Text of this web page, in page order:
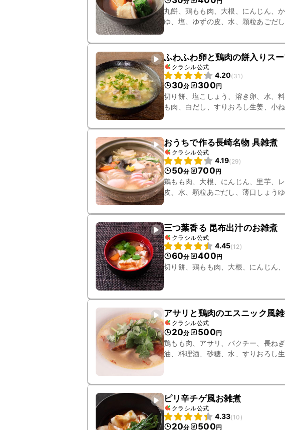
丸餅、鶏もも肉、大根、にんじん、
ゆ、塩、ゆずの皮、水、顆粒あごだ
ふわふわ卵と鶏肉の餅入りス
クラシル公式
4.20(31 )
30分 300円
切り餅、塩こしょう、溶き卵、水、
も肉、白だし、すりおろし生姜、小
おうちで作る長崎名物 具雑煮
クラシル公式
4.19(29)
50分 700円
鶏もも肉、大根、にんじん、里芋、
皮、水、顆粒あごだし、薄口しょう
三つ葉香る 昆布出汁のお雑煮
クラシル公式
4.45(12 )
60分 400円
切り餅、鶏もも肉、大根、にんじん
アサリと鶏肉のエスニック風
クラシル公式
20分 500円
鶏もも肉、アサリ、パクチー、長ね
油、料理酒、砂糖、水、すりおろし
ピリ辛チゲ風お雑煮
クラシル公式
4.33(10 )
20分 500円